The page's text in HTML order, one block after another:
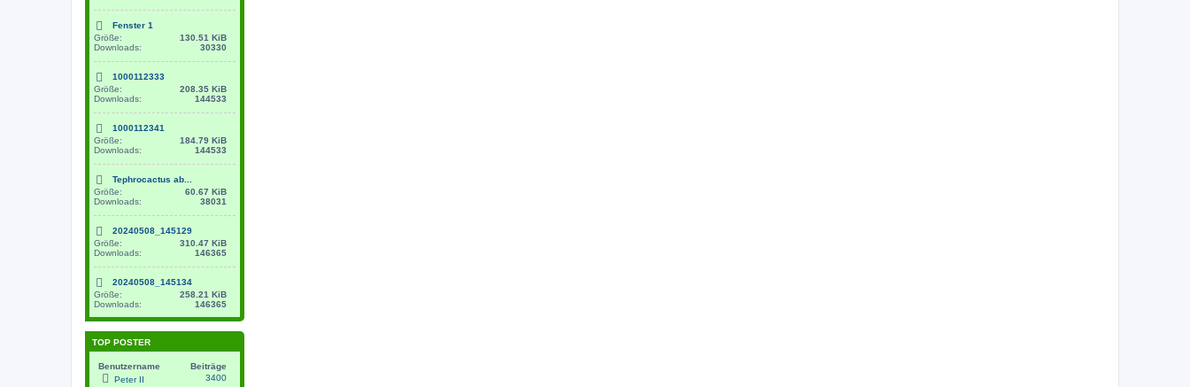
Fenster 1
Größe:
130.51 KiB
Downloads:
30330
1000112333
Größe:
208.35 KiB
Downloads:
144533
1000112341
Größe:
184.79 KiB
Downloads:
144533
Tephrocactus ab...
Größe:
60.67 KiB
Downloads:
38031
20240508_145129
Größe:
310.47 KiB
Downloads:
146365
20240508_145134
Größe:
258.21 KiB
Downloads:
146365
TOP POSTER
Benutzername
Beiträge
Peter II
3400